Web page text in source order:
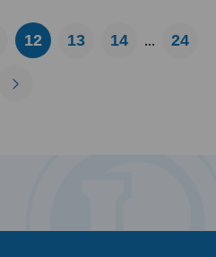
12 13 14 ... 24